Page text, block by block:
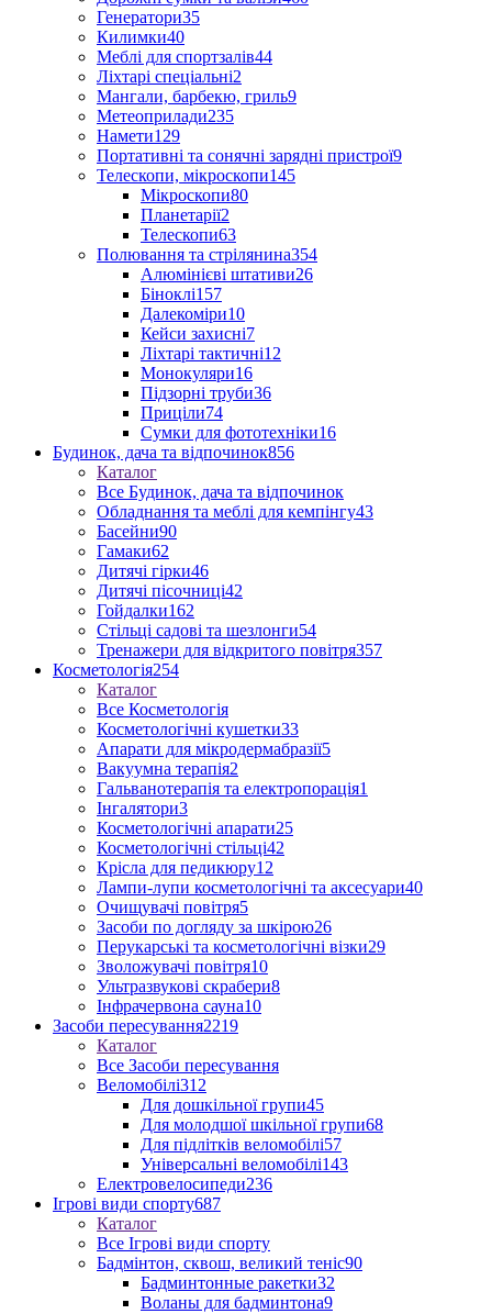
Генератори35
Килимки40
Меблі для спортзалів44
Ліхтарі спеціальні2
Мангали, барбекю, гриль9
Метеоприлади235
Намети129
Портативні та сонячні зарядні пристрої9
Телескопи, мікроскопи145
Мікроскопи80
Планетарії2
Телескопи63
Полювання та стрілянина354
Алюмінієві штативи26
Біноклі157
Далекоміри10
Кейси захисні7
Ліхтарі тактичні12
Монокуляри16
Підзорні труби36
Приціли74
Сумки для фототехніки16
Будинок, дача та відпочинок856
Каталог
Все Будинок, дача та відпочинок
Обладнання та меблі для кемпінгу43
Басейни90
Гамаки62
Дитячі гірки46
Дитячі пісочниці42
Гойдалки162
Стільці садові та шезлонги54
Тренажери для відкритого повітря357
Косметологія254
Каталог
Все Косметологія
Косметологічні кушетки33
Апарати для мікродермабразії5
Вакуумна терапія2
Гальванотерапія та електропорація1
Інгалятори3
Косметологічні апарати25
Косметологічні стільці42
Крісла для педикюру12
Лампи-лупи косметологічні та аксесуари40
Очищувачі повітря5
Засоби по догляду за шкірою26
Перукарські та косметологічні візки29
Зволожувачі повітря10
Ультразвукові скрабери8
Інфрачервона сауна10
Засоби пересування2219
Каталог
Все Засоби пересування
Веломобілі312
Для дошкільної групи45
Для молодшої шкільної групи68
Для підлітків веломобілі57
Універсальні веломобілі143
Електровелосипеди236
Ігрові види спорту687
Каталог
Все Ігрові види спорту
Бадмінтон, сквош, великий теніс90
Бадминтонные ракетки32
Воланы для бадминтона9